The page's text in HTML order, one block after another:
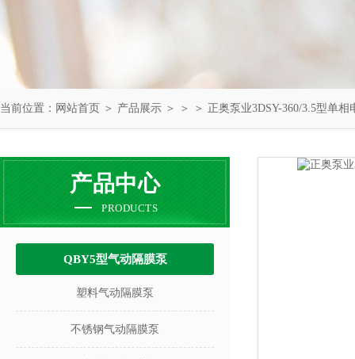
当前位置： 网站首页 ＞ 产品展示 ＞ ＞ ＞ 正奥泵业3DSY-360/3.5型单
产品中心
PRODUCTS
QBY5型气动隔膜泵
塑料气动隔膜泵
不锈钢气动隔膜泵